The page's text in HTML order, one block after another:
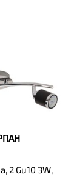
2 Gu10 3W,